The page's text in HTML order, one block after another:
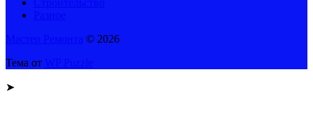
© 2026
Тема от
➤